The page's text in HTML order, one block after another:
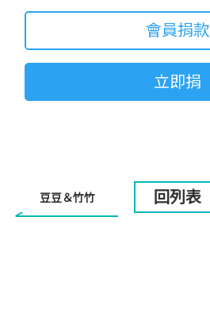
會員捐款
立即捐
豆豆＆竹竹 回列表